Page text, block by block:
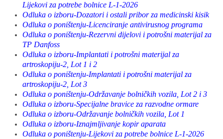
Lijekovi za potrebe bolnice L-1-2026
Odluka o izboru-Dozatori i ostali pribor za medicinski kisik
Odluka o poništenju-Licenciranje antivirusnog programa
Odluka o poništenju-Rezervni dijelovi i potrošni materijal za
TP Danfoss
Odluka o izboru-Implantati i potrošni materijal za
artroskopiju-2, Lot 1 i 2
Odluka o poništenju-Implantati i potrošni materijal za
artroskopiju-2, Lot 3
Odluka o poništenju-Održavanje bolničkih vozila, Lot 2 i 3
Odluka o izboru-Specijalne bravice za razvodne ormare
Odluka o izboru-Održavanje bolničkih vozila, Lot 1
Odluka o izboru-Iznajmljivanje kopir aparata
Odluka o poništenju-Lijekovi za potrebe bolnice L-1-2026